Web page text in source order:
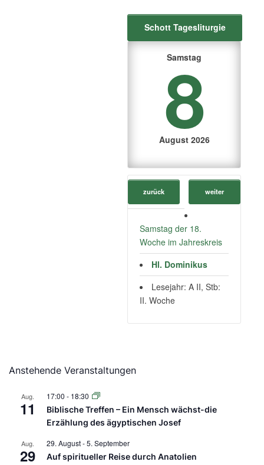
Schott Tagesliturgie
Samstag
8
August 2026
zurück weiter
Samstag der 18.
Woche im Jahreskreis
Hl. Dominikus
Lesejahr: A II, Stb:
II. Woche
Anstehende Veranstaltungen
Aug.
11
17:00 - 18:30
Biblische Treffen – Ein Mensch wächst-die
Erzählung des ägyptischen Josef
Aug.
29
29. August-5. September
Auf spiritueller Reise durch Anatolien